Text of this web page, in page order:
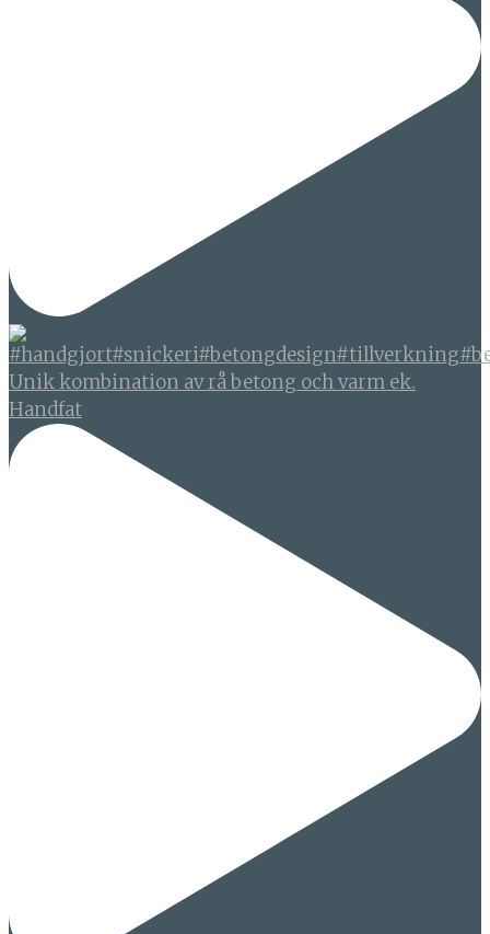
Unik kombination av rå betong och varm ek.
Handfat